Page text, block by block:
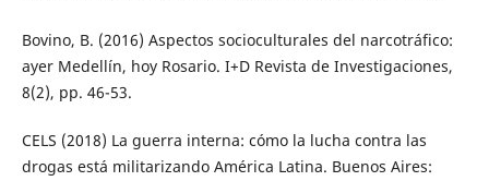
Bovino, B. (2016) Aspectos socioculturales del narcotráfico:
ayer Medellín, hoy Rosario. I+D Revista de Investigaciones,
8(2), pp. 46-53.
CELS (2018) La guerra interna: cómo la lucha contra las
drogas está militarizando América Latina. Buenos Aires: